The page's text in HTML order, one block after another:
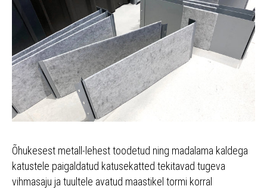
Õhukesest metall-lehest toodetud ning madalama kaldega
katustele paigaldatud katusekatted tekitavad tugeva
vihmasaju ja tuultele avatud maastikel tormi korral